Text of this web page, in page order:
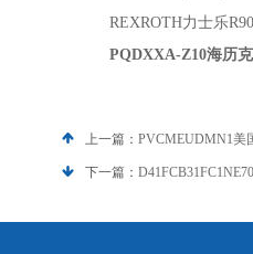
REXROTH力士乐
PQDXXA-Z10海历
上一篇： PVCMEUDMN1美
下一篇：